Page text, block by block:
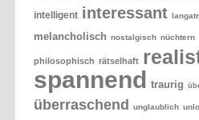
intelligent interessant
melancholisch nostalgisch nüchtern
philosophisch rätselhaft
spannend traurig
überraschend unglaublich